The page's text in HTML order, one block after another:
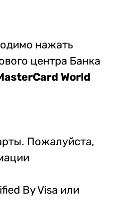
нажать
центра Банка
World
Пожалуйста,
By Visa или